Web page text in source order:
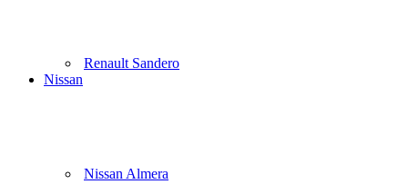
Renault Sandero
Nissan
Nissan Almera